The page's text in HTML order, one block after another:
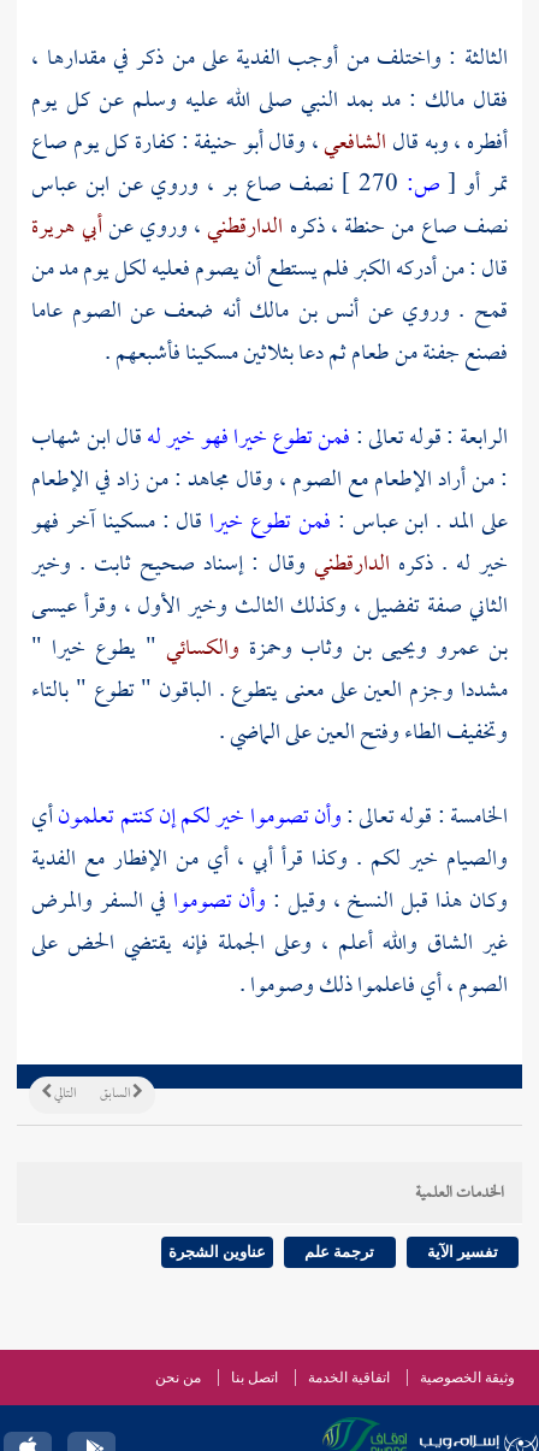
الثالثة : واختلف من أوجب الفدية على من ذكر في مقدارها ،
فقالمالك : مد بمد النبي صلى الله عليه وسلم عن كل يوم
أفطره ، وبه قالالشافعي، وقالأبو حنيفة: كفارة كل يوم صاع
تمر أو [ص: نصف صاع بر ، وروي عن ابن عباس
نصف صاع من حنطة ، ذكره الدارقطني، وروي عنأبي هريرة
قال : من أدركه الكبر فلم يستطع أن يصوم فعليه لكل يوم مد من
قمح . وروي عن أنس بن مالكأنه ضعف عن الصوم عاما
فصنع جفنة من طعام ثم دعا بثلاثين مسكينا فأشبعهم .
الرابعة : قوله تعالى :فمن تطوع خيرا فهو خير لهقالابن شهاب
: من أراد الإطعام مع الصوم ، وقالمجاهد: من زاد في الإطعام
على المد . ابن عباس : فمن تطوع خيرا قال : مسكينا آخر فهو
خير له . ذكره الدارقطني وقال : إسناد صحيح ثابت . وخير
الثاني صفة تفضيل ، وكذلك الثالث وخير الأول ، وقرأعيسى
بن عمرو ويحيى بن وثاب وحمزة والكسائي " يطوع خيرا "
مشددا وجزم العين على معنى يتطوع . الباقون " تطوع " بالتاء
وتخفيف الطاء وفتح العين على الماضي .
الخامسة : قوله تعالى :وأن تصوموا خير لكم إن كنتم تعلمونأي
والصيام خير لكم . وكذا قرأأبي ، أي من الإفطار مع الفدية
وكان هذا قبل النسخ ، وقيل : وأن تصوموا في السفر والمرض
غير الشاق والله أعلم ، وعلى الجملة فإنه يقتضي الحض على
الصوم ، أي فاعلموا ذلك وصوموا .
التالي السابق
الخدمات العلمية
تفسير الآية ترجمة علم عناوين الشجرة
وثيقة الخصوصية اتفاقية الخدمة اتصل بنا من نحن